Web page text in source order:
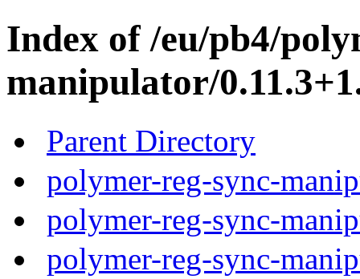
Index of /eu/pb4/
manipulator/
Parent Directory
polymer-reg-sync-
polymer-reg-sync-
polymer-reg-sync-